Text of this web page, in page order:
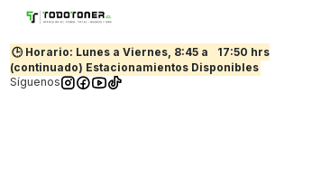
🕒 Horario: Lunes a Viernes, 8:45 a
17:50 hrs
(continuado) Estacionamientos Disponibles
Síguenos